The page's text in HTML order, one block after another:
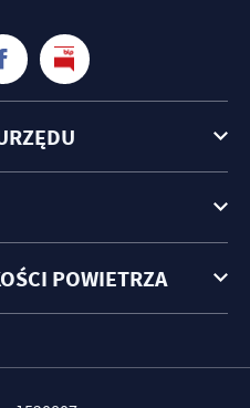
POWIETRZA